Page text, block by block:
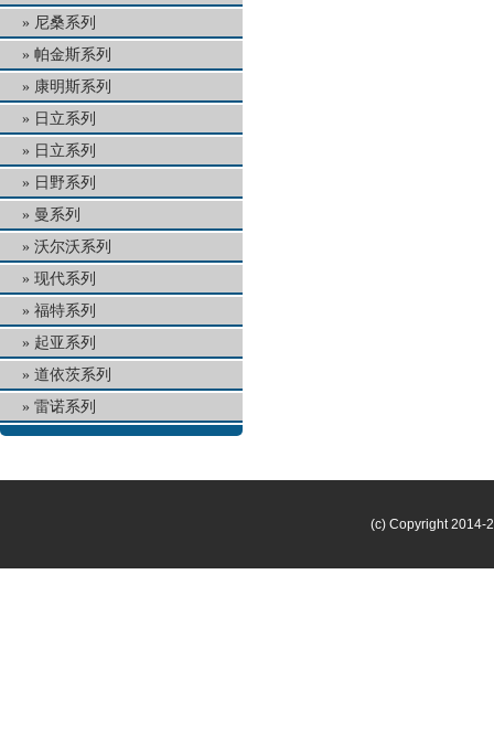
尼桑系列
帕金斯系列
康明斯系列
日立系列
日立系列
日野系列
曼系列
沃尔沃系列
现代系列
福特系列
起亚系列
道依茨系列
雷诺系列
(c) Copyright 2014-